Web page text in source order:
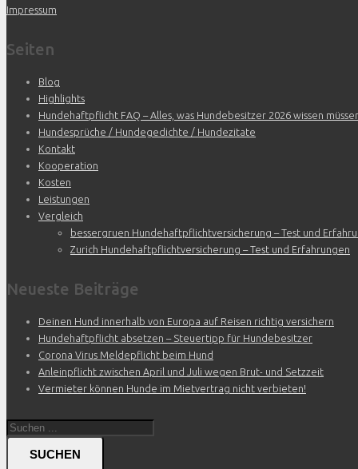
Impressum
Seiten
Blog
Highlights
Hundehaftpflicht FAQ – Alles, was Hundebesitzer 2026 wissen
Hundesprüche / Hundegedichte / Hundezitate
Kontakt
Kooperation
Kosten
Leistungen
Vergleich
bessergruen Hundehaftpflichtversicherung – Test und
Zurich Hundehaftpflichtversicherung – Test und Erfahrungen
Neueste Beiträge
Deinen Hund innerhalb von Europa auf Reisen richtig versichern
Hundehaftpflicht absetzen – Steuertipp für Hundebesitzer
Corona Virus Meldepflicht beim Hund
Anleinpflicht zwischen April und Juli wegen Brut- und Setzzeit
Vermieter können Hunde im Mietvertrag nicht verbieten!
SUCHEN